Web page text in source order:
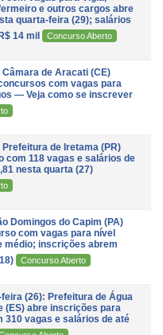
e outros cargos abre
quarta-feira (29); salários
14 mil
Concurso Aberto
Câmara de Aracati (CE)
com vagas para
— Veja como se inscrever
Prefeitura de Iretama (PR)
com 118 vagas e salários de
nesta quarta (27)
Domingos do Capim (PA)
com vagas para nível
médio; inscrições abrem
Concurso Aberto
(26): Prefeitura de Água
(ES) abre inscrições para
310 vagas e salários de até